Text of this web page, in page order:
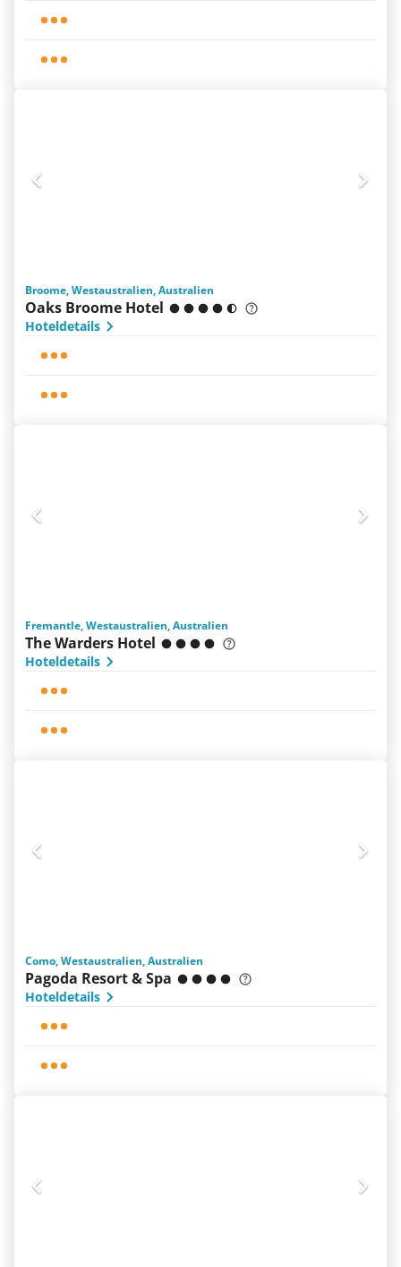
Broome, Westaustralien, Australien
Oaks Broome Hotel
Hoteldetails
Fremantle, Westaustralien, Australien
The Warders Hotel
Hoteldetails
Como, Westaustralien, Australien
Pagoda Resort & Spa
Hoteldetails